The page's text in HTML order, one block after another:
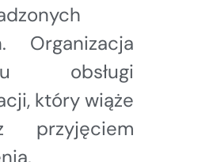
Organizacja
obsługi
który wiąże